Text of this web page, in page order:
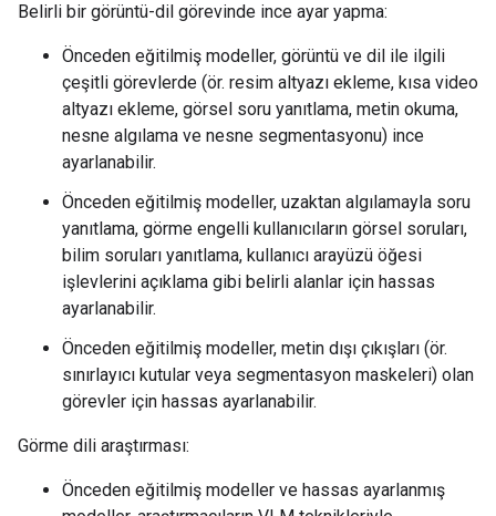
Belirli bir görüntü-dil görevinde ince ayar yapma:
Önceden eğitilmiş modeller, görüntü ve dil ile ilgili
çeşitli görevlerde (ör. resim altyazı ekleme, kısa video
altyazı ekleme, görsel soru yanıtlama, metin okuma,
nesne algılama ve nesne segmentasyonu) ince
ayarlanabilir.
Önceden eğitilmiş modeller, uzaktan algılamayla soru
yanıtlama, görme engelli kullanıcıların görsel soruları,
bilim soruları yanıtlama, kullanıcı arayüzü öğesi
işlevlerini açıklama gibi belirli alanlar için hassas
ayarlanabilir.
Önceden eğitilmiş modeller, metin dışı çıkışları (ör.
sınırlayıcı kutular veya segmentasyon maskeleri) olan
görevler için hassas ayarlanabilir.
Görme dili araştırması:
Önceden eğitilmiş modeller ve hassas ayarlanmış